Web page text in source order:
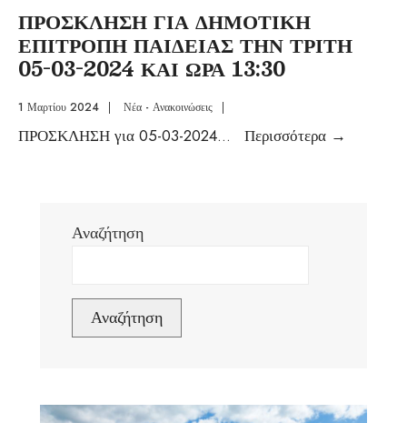
ΠΡΟΣΚΛΗΣΗ ΓΙΑ ΔΗΜΟΤΙΚΗ
ΕΠΙΤΡΟΠΗ ΠΑΙΔΕΙΑΣ ΤΗΝ ΤΡΙΤΗ
05-03-2024 ΚΑΙ ΩΡΑ 13:30
1 Μαρτίου 2024 | Νέα - Ανακοινώσεις |
ΠΡΟΣΚΛΗΣΗ για 05-03-2024... Περισσότερα →
Αναζήτηση
Αναζήτηση